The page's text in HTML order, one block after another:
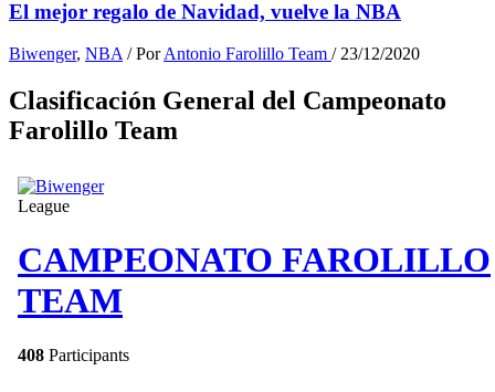
El mejor regalo de Navidad, vuelve la NBA
Biwenger, NBA / PorAntonio Farolillo Team / 23/12/2020
Clasificación General del Campeonato
Farolillo Team